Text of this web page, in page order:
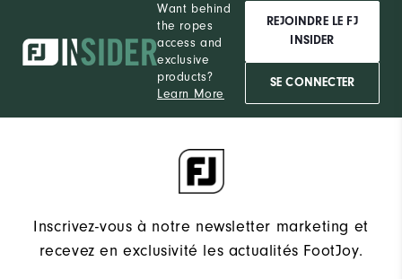
Want behind
the ropes
access and
exclusive
products?
Learn More
REJOINDRE LE FJ
INSIDER
SE CONNECTER
Inscrivez-vous à notre newsletter marketing et
recevez en exclusivité les actualités FootJoy.